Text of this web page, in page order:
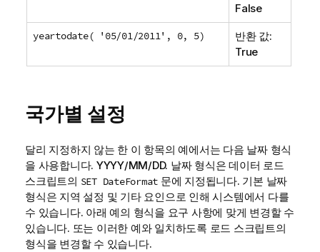
False
yeartodate( '05/01/2011', 0, 5)
반환 값:
True
국가별 설정
달리 지정하지 않는 한 이 항목의 예에서는 다음 날짜 형식
을 사용합니다. YYYY/MM/DD. 날짜 형식은 데이터 로드
스크립트의 SET DateFormat 문에 지정됩니다. 기본 날짜
형식은 지역 설정 및 기타 요인으로 인해 시스템에서 다를
수 있습니다. 아래 예의 형식을 요구 사항에 맞게 변경할 수
있습니다. 또는 이러한 예와 일치하도록 로드 스크립트의
형식을 변경할 수 있습니다.